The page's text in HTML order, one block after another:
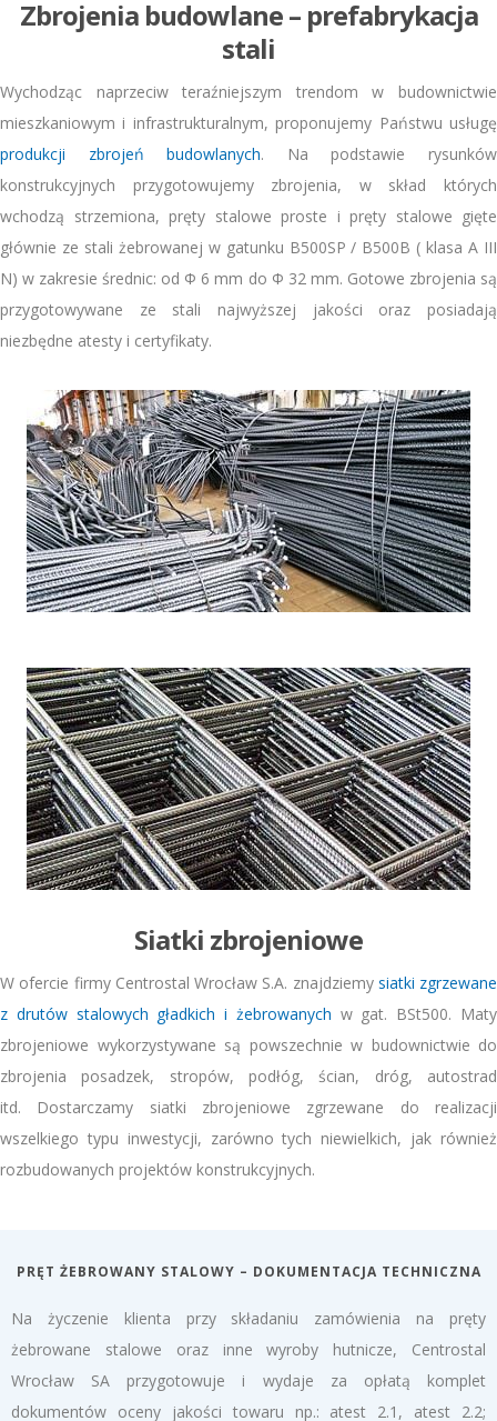
Zbrojenia budowlane – prefabrykacja
stali
Wychodząc naprzeciw teraźniejszym trendom w budownictwie
mieszkaniowym i infrastrukturalnym, proponujemy Państwu usługę
produkcji zbrojeń budowlanych. Na podstawie rysunków
konstrukcyjnych przygotowujemy zbrojenia, w skład których
wchodzą strzemiona, pręty stalowe proste i pręty stalowe gięte
głównie ze stali żebrowanej w gatunku B500SP / B500B ( klasa A III
N) w zakresie średnic: od Φ 6 mm do Φ 32 mm. Gotowe zbrojenia są
przygotowywane ze stali najwyższej jakości oraz posiadają
niezbędne atesty i certyfikaty.
Siatki zbrojeniowe
W ofercie firmy Centrostal Wrocław S.A. znajdziemy siatki zgrzewane
z drutów stalowych gładkich i żebrowanych w gat. BSt500. Maty
zbrojeniowe wykorzystywane są powszechnie w budownictwie do
zbrojenia posadzek, stropów, podłóg, ścian, dróg, autostrad
itd. Dostarczamy siatki zbrojeniowe zgrzewane do realizacji
wszelkiego typu inwestycji, zarówno tych niewielkich, jak również
rozbudowanych projektów konstrukcyjnych.
PRĘT ŻEBROWANY STALOWY – DOKUMENTACJA TECHNICZNA
Na życzenie klienta przy składaniu zamówienia na pręty
żebrowane stalowe oraz inne wyroby hutnicze, Centrostal
Wrocław SA przygotowuje i wydaje za opłatą komplet
dokumentów oceny jakości towaru np.: atest 2.1, atest 2.2;